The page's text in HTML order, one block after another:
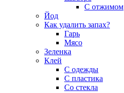
С отжимом
Йод
Как удалить запах?
Гарь
Мясо
Зеленка
Клей
С одежды
С пластика
Со стекла